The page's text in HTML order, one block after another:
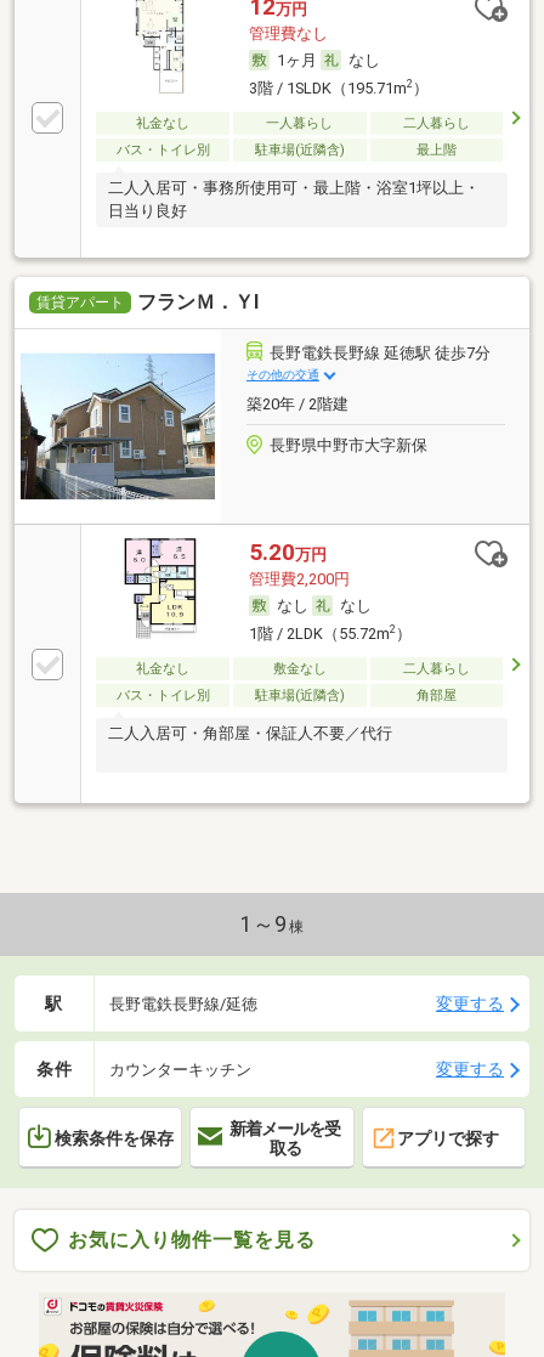
12万円
管理費なし
1ヶ月
なし
3階 / 1SLDK（195.71m2）
礼金なし 一人暮らし
二人暮らし
バス・トイレ別
駐車場(近隣含) 最上階
二人入居可・事務所使用可・最上階・浴室1坪以上・
日当り良好
賃貸アパート フランＭ．ＹⅠ
長野電鉄長野線 延徳駅 徒歩7分
その他の交通
築20年 / 2階建
長野県中野市大字新保
5.20万円
管理費2,200円
なし
なし
1階 / 2LDK（55.72m2）
礼金なし 敷金なし
二人暮らし
バス・トイレ別
駐車場(近隣含) 角部屋
二人入居可・角部屋・保証人不要／代行
1～9 棟
駅 長野電鉄長野線/延徳 変更する
条件 カウンターキッチン 変更する
検索条件を保存
新着メールを受
取る
アプリで探す
お気に入り物件一覧を見る